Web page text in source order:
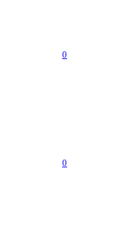
0
0